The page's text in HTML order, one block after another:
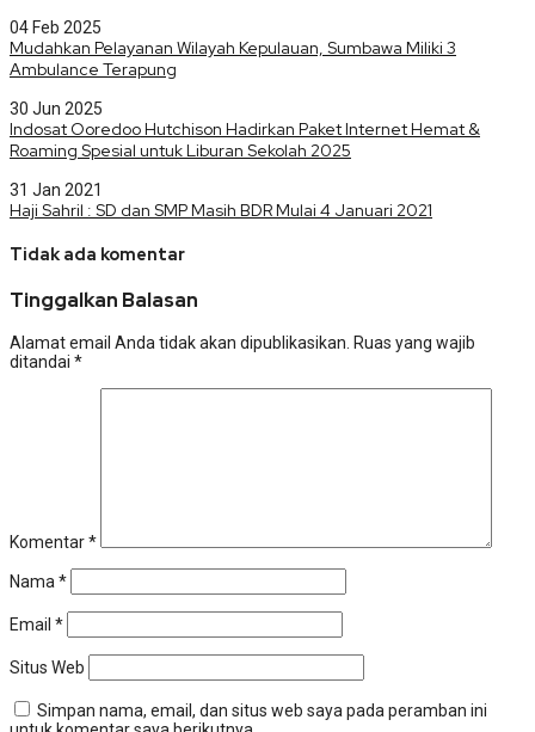
04 Feb 2025
Mudahkan Pelayanan Wilayah Kepulauan, Sumbawa Miliki 3
Ambulance Terapung
30 Jun 2025
Indosat Ooredoo Hutchison Hadirkan Paket Internet Hemat &
Roaming Spesial untuk Liburan Sekolah 2025
31 Jan 2021
Haji Sahril : SD dan SMP Masih BDR Mulai 4 Januari 2021
Tidak ada komentar
Tinggalkan Balasan
Alamat email Anda tidak akan dipublikasikan. Ruas yang wajib
ditandai *
Komentar*
Nama *
Email *
Situs Web
Simpan nama, email, dan situs web saya pada peramban ini